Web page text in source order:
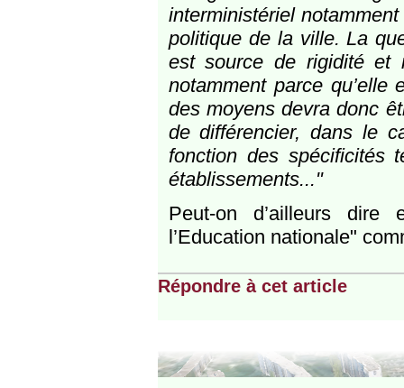
interministériel
politique de la ville. La
est source de rigidité et
notamment parce qu’elle
des moyens devra donc
de différencier, dans le
fonction des spécificités
établissements..."
Peut-on d’ailleurs
l’Education nationale"
Répondre à cet article